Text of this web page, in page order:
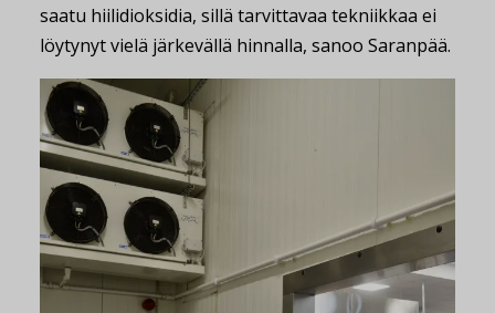
saatu hiilidioksidia, sillä tarvittavaa tekniikkaa ei
löytynyt vielä järkevällä hinnalla, sanoo Saranpää.